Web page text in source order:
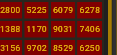
2800 5225 6079
6278
1388 1170 9031
7406
3156 9702 8529
6250